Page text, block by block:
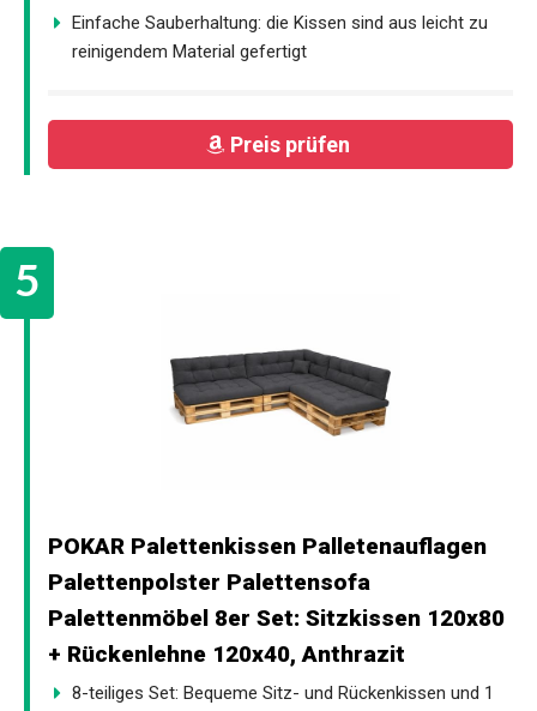
Einfache Sauberhaltung: die Kissen sind aus leicht zu
reinigendem Material gefertigt
Preis prüfen
POKAR Palettenkissen Palletenauflagen
Palettenpolster Palettensofa
Palettenmöbel 8er Set: Sitzkissen 120x80
+ Rückenlehne 120x40, Anthrazit
8-teiliges Set: Bequeme Sitz- und Rückenkissen und 1